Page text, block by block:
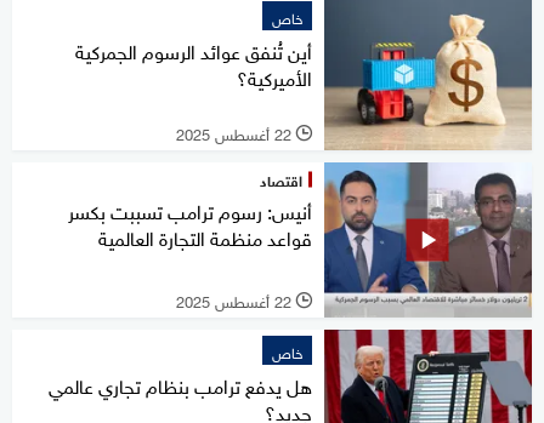
خاص
أين تُنفق عوائد الرسوم الجمركية
الأميركية؟
l 22 أغسطس 2025
اقتصاد
أنيس: رسوم ترامب تسببت بكسر
قواعد منظمة التجارة العالمية
l 22 أغسطس 2025
خاص
هل يدفع ترامب بنظام تجاري عالمي
جديد؟